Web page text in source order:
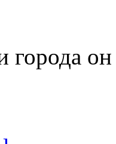
города